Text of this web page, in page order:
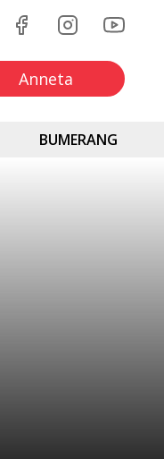
Anneta
BUMERANG